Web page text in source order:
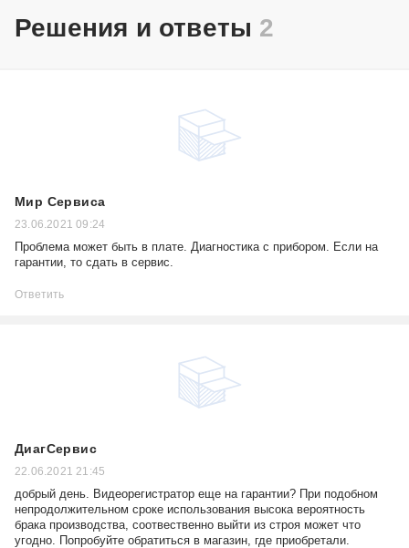
Решения и ответы 2
Мир Сервиса
23.06.2021 09:24
Проблема может быть в плате. Диагностика с прибором. Если на
гарантии, то сдать в сервис.
Ответить
ДиагСервис
22.06.2021 21:45
добрый день. Видеорегистратор еще на гарантии? При подобном
непродолжительном сроке использования высока вероятность
брака производства, соотвественно выйти из строя может что
угодно. Попробуйте обратиться в магазин, где приобретали.